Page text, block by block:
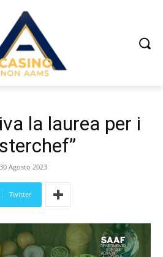
la laurea per i
30 Agosto 2023
Twitter